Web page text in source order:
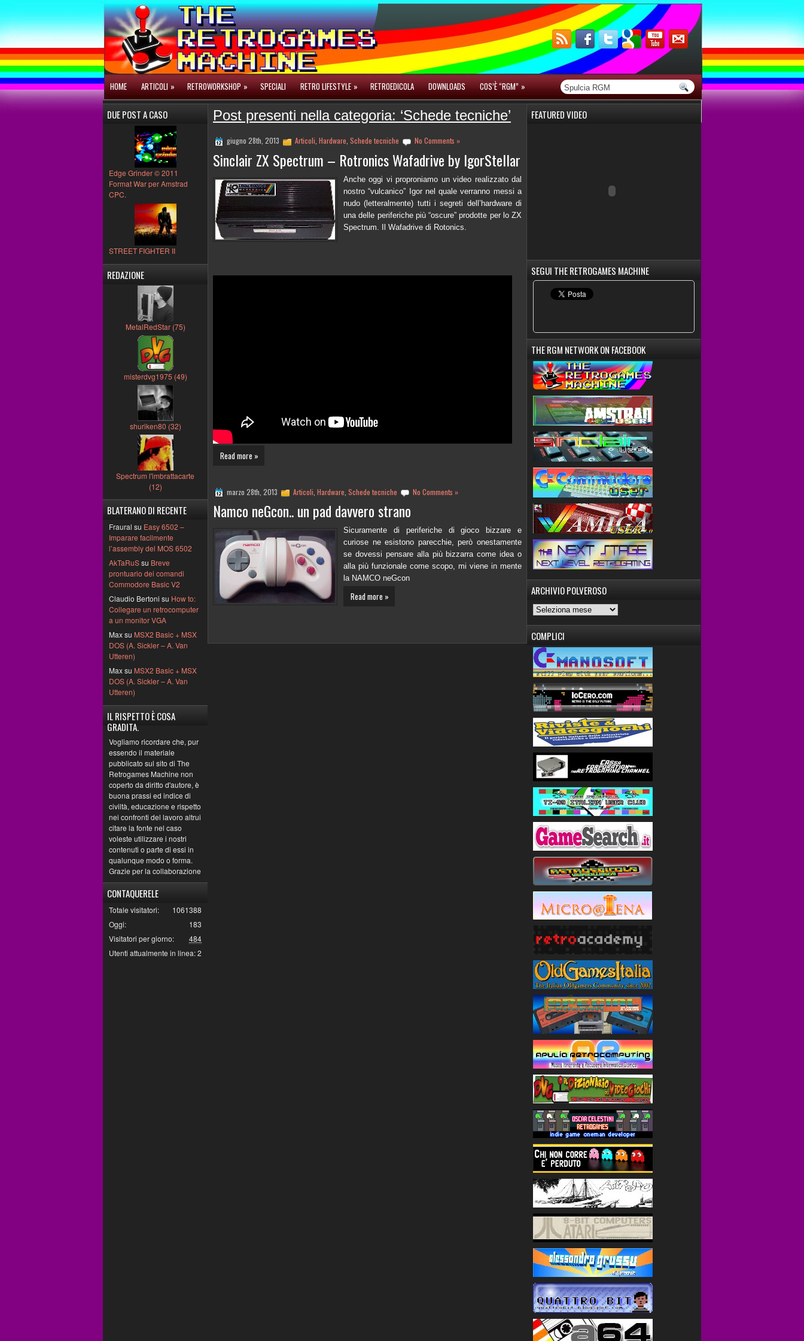
HOME ARTICOLI » RETROWORKSHOP » SPECIALI RETRO LIFESTYLE » RETROEDICOLA DOWNLOADS COS’È “RGM” »
DUE POST A CASO
Edge Grinder © 2011
Format War per Amstrad
CPC.
STREET FIGHTER II
REDAZIONE
MetalRedStar (75)
misterdvg1975 (49)
shuriken80 (32)
Spectrum l'imbrattacarte
(12)
BLATERANO DI RECENTE
Fraural su Easy 6502 –
Imparare facilmente
l’assembly del MOS 6502
AkTaRuSsu Breve
prontuario dei comandi
Commodore Basic V2
Claudio Bertoni su How to:
Collegare un retrocomputer
a un monitor VGA
Max su MSX2 Basic + MSX
DOS (A. Sickler – A. Van
Utteren)
Max su MSX2 Basic + MSX
DOS (A. Sickler – A. Van
Utteren)
IL RISPETTO È COSA
GRADITA.
Vogliamo ricordare che, pur
essendo il materiale
pubblicato sul sito di The
Retrogames Machine non
coperto da diritto d'autore, è
buona prassi ed indice di
civiltà, educazione e rispetto
nei confronti del lavoro altrui
citare la fonte nel caso
voleste utilizzare i nostri
contenuti o parte di essi in
qualunque modo o forma.
Grazie per la collaborazione
CONTAQUERELE
1061388
Totale visitatori:
183
Oggi:
484
Visitatori per giorno:
2
Utenti attualmente in linea:
Post presenti nella categoria: ‘Schede tecniche’
giugno 28th, 2013 Articoli Hardware Schede tecniche No Comments »
Sinclair ZX Spectrum – Rotronics Wafadrive by IgorStellar
Anche oggi vi proproniamo un video realizzato dal
nostro “vulcanico” Igor nel quale verranno messi a
nudo (letteralmente) tutti i segreti dell’hardware di
una delle periferiche più “oscure” prodotte per lo ZX
Spectrum. Il Wafadrive di Rotonics.
Read more »
marzo 28th, 2013 Articoli Hardware Schede tecniche No Comments »
Namco neGcon.. un pad davvero strano
Sicuramente di periferiche di gioco bizzare e
curiose ne esistono parecchie, però onestamente
se dovessi pensare alla più bizzarra come idea o
alla più funzionale come scopo, mi viene in mente
la NAMCO neGcon
Read more »
FEATURED VIDEO
SEGUI THE RETROGAMES MACHINE
THE RGM NETWORK ON FACEBOOK
ARCHIVIO POLVEROSO
COMPLICI